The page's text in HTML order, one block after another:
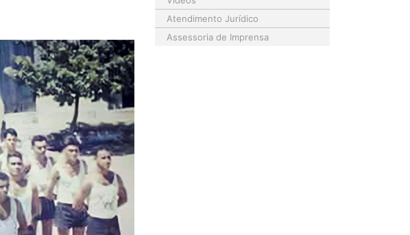
Atendimento Jurídico
Assessoria de Imprensa